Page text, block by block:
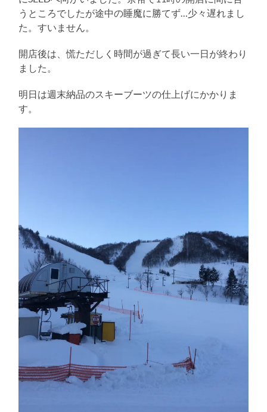
うところでしたが途中の睡魔に勝てず…少々遅れまし
た。すいません。
開店後は、慌ただしく時間が過ぎて長い一日が終わり
ました。
明日は週末納品のスキーブーツの仕上げにかかりま
す。